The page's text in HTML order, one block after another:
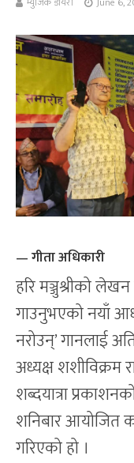
— गीता अधिकारी
हरि मञ्जुश्रीको
गाउनुभएको नयाँ
नरोउन्’ गानलाई
अध्यक्ष शशीविक्रम
शब्दयात्रा
शनिबार आयोजित
गरिएको हो ।